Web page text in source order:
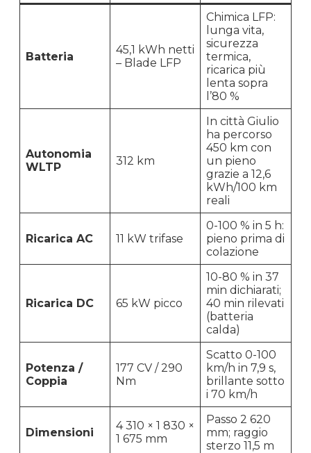
Batteria
45,1 kWh netti
– Blade LFP
Chimica LFP:
lunga vita,
sicurezza
termica,
ricarica più
lenta sopra
l’80 %
Autonomia
WLTP
312 km
In città Giulio
ha percorso
450 km con
un pieno
grazie a 12,6
kWh/100 km
reali
Ricarica AC 11 kW trifase
0-100 % in 5 h:
pieno prima di
colazione
Ricarica DC 65 kW picco
10-80 % in 37
min dichiarati;
40 min rilevati
(batteria
calda)
Potenza /
Coppia
177 CV / 290
Nm
Scatto 0-100
km/h in 7,9 s,
brillante sotto
i 70 km/h
Dimensioni
4 310 × 1 830 ×
1 675 mm
Passo 2 620
mm; raggio
sterzo 11,5 m